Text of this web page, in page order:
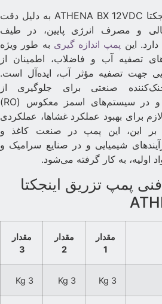
دوزینگ پمپ سلونوئیدی اینجکتا ATHENA BX 12VDC به دلیل دقت
و مصرف انرژی پایین، در طیف
این پمپ اندازه گیری به طور ویژه
تصفیه آب و فاضلاب، اطمینان از
جهت تصفیه مؤثر آب، ایده‌آل است.
صنعتی برای جلوگیری از
رسوب‌گذاری و خوردگی، و در سیستم‌های اسمز معکوس (RO)
برای بهبود عملکرد غشاها، عملکردی
بر این، این پمپ در صنعت کاغذ و
شیمیایی و در صنایع سرامیک و
به کار گرفته می‌شود.
پمپ تزریق اینجکتا
مقدار
1
مقدار
2
مقدار
3
3 Kg
3 Kg
3 Kg